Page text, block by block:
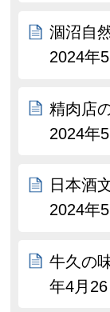
涸沼自
2024年
精肉店
2024年
日本酒
2024年
牛久の
年4月26